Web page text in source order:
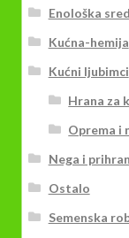
Enološka
Kućna-hemija
Kućni ljubimci
Hrana za
Oprema i
Nega i
Ostalo
Semenska